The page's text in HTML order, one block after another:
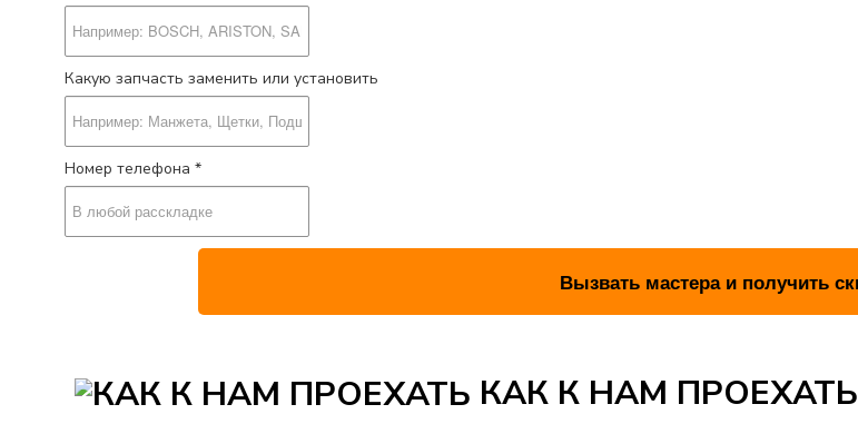
Какую запчасть заменить или установить
Номер телефона *
КАК К НАМ ПРОЕХАТЬ